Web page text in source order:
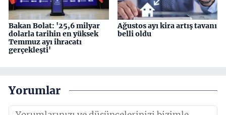
Bakan Bolat: '25,6 milyar
dolarla tarihin en yüksek
Temmuz ayı ihracatı
gerçekleşti'
Ağustos ayı kira artış tavanı
belli oldu
Yorumlar